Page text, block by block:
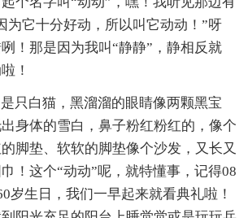
为它十分好动，所以叫它动动！”呀
！那是因为我叫“静静”，静相反就
！
只白猫，黑溜溜的眼睛像两颗黑宝
身体的雪白，鼻子粉红粉红的，像个
脚垫、软软的脚垫像个沙发，又长又
！这个“动动”呢，就特懂事，记得08
岁生日，我们一早起来就看典礼啦！